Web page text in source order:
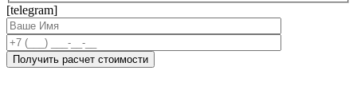
[telegram]